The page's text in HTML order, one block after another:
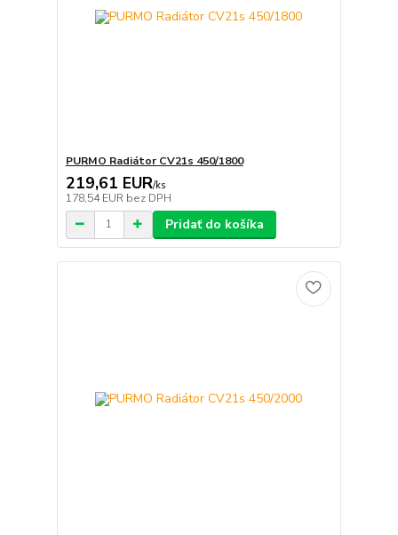
PURMO Radiátor CV21s 450/1800
219,61 EUR/ks
178,54 EUR bez DPH
Pridať do košíka